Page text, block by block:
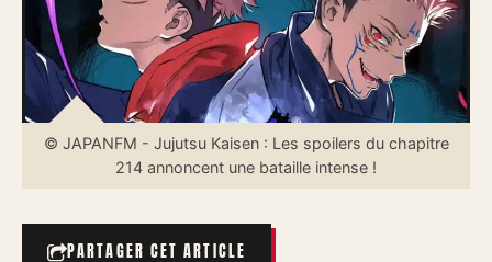
© JAPANFM - Jujutsu Kaisen : Les spoilers du chapitre
214 annoncent une bataille intense !
PARTAGER CET ARTICLE